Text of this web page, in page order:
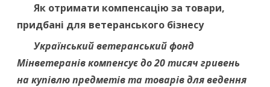
Як отримати компенсацію за товари,
придбані для ветеранського бізнесу
Український ветеранський фонд
Мінветеранів компенсує до 20 тисяч гривень
на купівлю предметів та товарів для ведення